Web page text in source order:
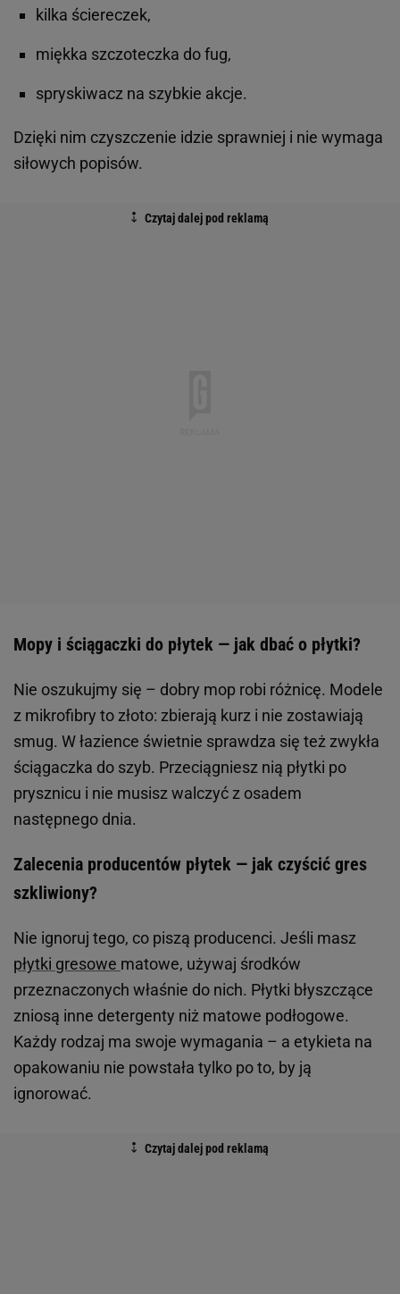
kilka ściereczek,
miękka szczoteczka do fug,
spryskiwacz na szybkie akcje.
Dzięki nim czyszczenie idzie sprawniej i nie wymaga
siłowych popisów.
Mopy i ściągaczki do płytek — jak dbać o płytki?
Nie oszukujmy się – dobry mop robi różnicę. Modele
z mikrofibry to złoto: zbierają kurz i nie zostawiają
smug. W łazience świetnie sprawdza się też zwykła
ściągaczka do szyb. Przeciągniesz nią płytki po
prysznicu i nie musisz walczyć z osadem
następnego dnia.
Zalecenia producentów płytek — jak czyścić gres
szkliwiony?
Nie ignoruj tego, co piszą producenci. Jeśli masz
płytki gresowe matowe, używaj środków
przeznaczonych właśnie do nich. Płytki błyszczące
zniosą inne detergenty niż matowe podłogowe.
Każdy rodzaj ma swoje wymagania – a etykieta na
opakowaniu nie powstała tylko po to, by ją
ignorować.